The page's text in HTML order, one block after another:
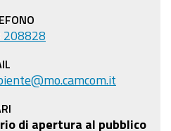
208828
di apertura al pubblico